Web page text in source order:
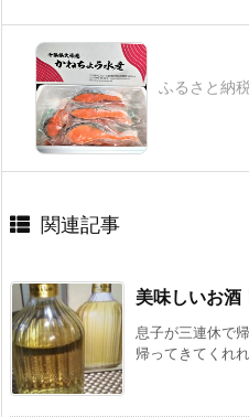
ふるさと納
関連記事
美味しいお酒
息子が三連休で
帰ってきてくれ